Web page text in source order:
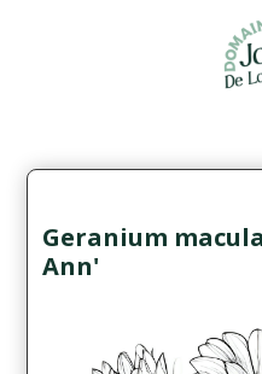
Geranium
Ann'